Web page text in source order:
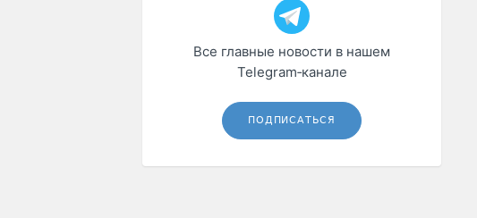
Все главные новости в нашем
Telegram‑канале
ПОДПИСАТЬСЯ